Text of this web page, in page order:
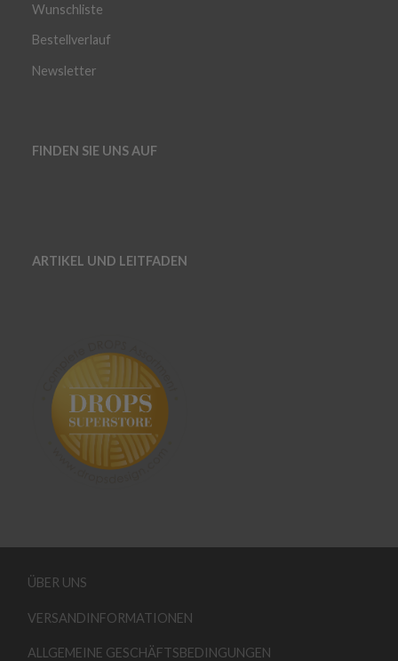
Wunschliste
Bestellverlauf
Newsletter
FINDEN SIE UNS AUF
ARTIKEL UND LEITFADEN
ÜBER UNS
VERSANDINFORMATIONEN
ALLGEMEINE GESCHÄFTSBEDINGUNGEN